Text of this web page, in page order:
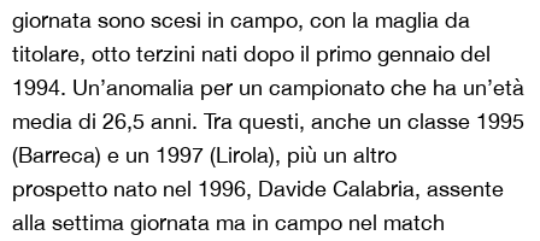
giornata sono scesi in campo, con la maglia da
titolare, otto terzini nati dopo il primo gennaio del
1994. Un’anomalia per un campionato che ha un’età
media di 26,5 anni. Tra questi, anche un classe 1995
(Barreca) e un 1997 (Lirola), più un altro
prospetto nato nel 1996, Davide Calabria, assente
alla settima giornata ma in campo nel match